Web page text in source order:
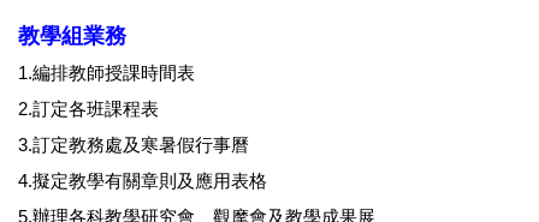
教學組業務
1.編排教師授課時間表
2.訂定各班課程表
3.訂定教務處及寒暑假行事曆
4.擬定教學有關章則及應用表格
5.辦理各科教學研究會、觀摩會及教學成果展